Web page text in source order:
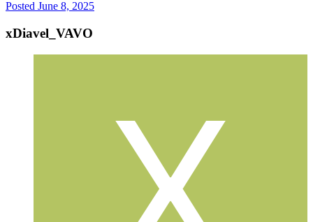
Posted June 8, 2025
xDiavel_VAVO